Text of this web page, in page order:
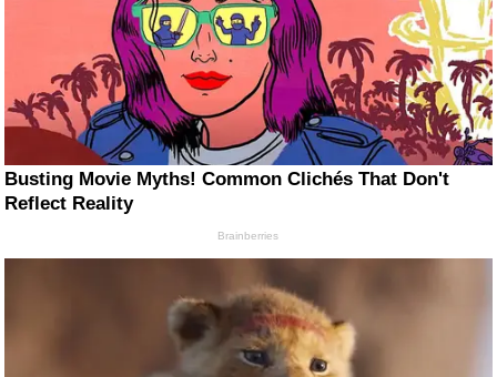
Busting Movie Myths! Common Clichés That Don't
Reflect Reality
Brainberries